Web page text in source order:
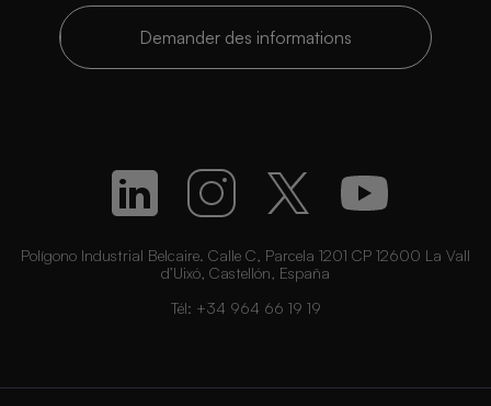
Demander des informations
Polígono Industrial Belcaire. Calle C, Parcela 1201 CP 12600 La Vall
d’Uixó, Castellón, España
Tél: +34 964 66 19 19